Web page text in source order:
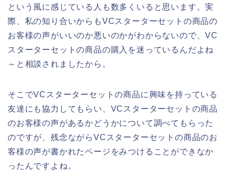
という風に感じている人も数多くいると思います。実
際、私の知り合いからもVCスターターセットの商品の
お客様の声がいいのか悪いのかがわからないので、VC
スターターセットの商品の購入を迷っているんだよね
～と相談されましたから。
そこでVCスターターセットの商品に興味を持っている
友達にも協力してもらい、VCスターターセットの商品
のお客様の声があるかどうかについて調べてもらった
のですが、残念ながらVCスターターセットの商品のお
客様の声が書かれたページをみつけることができなか
ったんですよね。